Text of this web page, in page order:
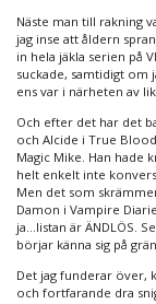
Näste man till rakning
jag inse att åldern
in hela jäkla serien på
suckade, samtidigt om
ens var i närheten av
Och efter det har det
och Alcide i True
Magic Mike. Han hade
helt enkelt inte
Men det som
Damon i Vampire
ja…listan är ÄNDLÖS.
börjar känna sig på
Det jag funderar över,
och fortfarande dra